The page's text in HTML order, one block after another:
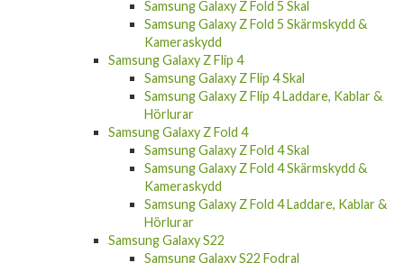
Samsung Galaxy Z Fold 5 Skal
Samsung Galaxy Z Fold 5 Skärmskydd &
Kameraskydd
Samsung Galaxy Z Flip 4
Samsung Galaxy Z Flip 4 Skal
Samsung Galaxy Z Flip 4 Laddare, Kablar &
Hörlurar
Samsung Galaxy Z Fold 4
Samsung Galaxy Z Fold 4 Skal
Samsung Galaxy Z Fold 4 Skärmskydd &
Kameraskydd
Samsung Galaxy Z Fold 4 Laddare, Kablar &
Hörlurar
Samsung Galaxy S22
Samsung Galaxy S22 Fodral